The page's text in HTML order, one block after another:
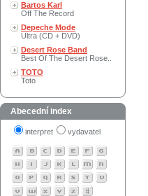
Bartos Karl
Off The Record
Depeche Mode
Ultra (CD + DVD)
Desert Rose Band
Best Of The Desert Rose..
TOTO
Toto
Abecední index
interpret vydavatel